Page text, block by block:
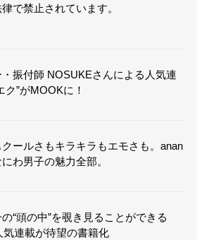
で禁止されています。
・振付師 NOSUKEさんによる人気連
ク”がMOOKに！
ールさもキラキラもエモさも。anan
わ男子の魅力全部。
“頭の中”を覗き見ることができる
気連載が待望の書籍化